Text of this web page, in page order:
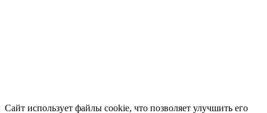
Сайт использует файлы cookie, что позволяет улучшить его